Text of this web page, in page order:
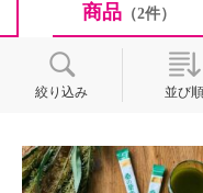
商品（2件）
絞り込み 並び順